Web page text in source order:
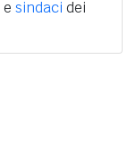
e sindaci dei